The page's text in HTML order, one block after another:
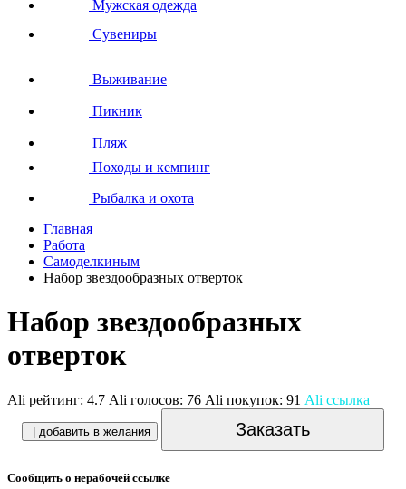
Мужская одежда
Сувениры
Выживание
Пикник
Пляж
Походы и кемпинг
Рыбалка и охота
Главная
Работа
Самоделкиным
Набор звездообразных отверток
Набор звездообразных
отверток
Ali рейтинг: 4.7 Ali голосов: 76 Ali покупок: 91 Ali ссылка
| добавить в желания Заказать
Сообщить о нерабочей ссылке